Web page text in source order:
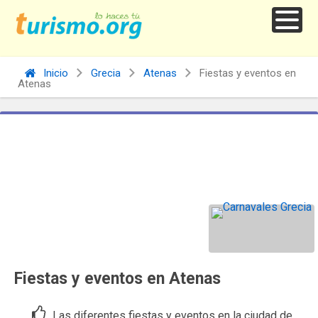
Inicio Grecia Atenas
Fiestas y eventos en
Atenas
Fiestas y eventos en Atenas